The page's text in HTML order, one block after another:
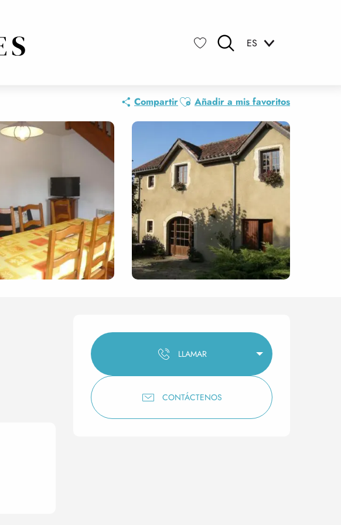
ES
CompartirAjouter aux favoris
Añadir a mis favoritos
Horarios y datos de
LLAMAR
CONTÁCTENOS